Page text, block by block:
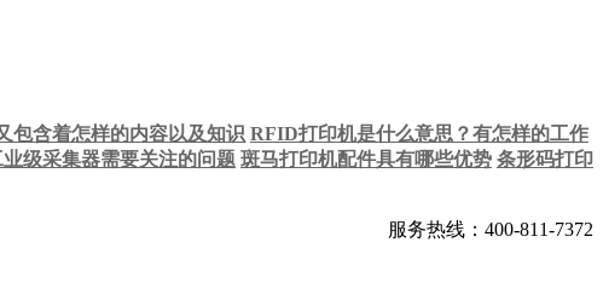
包含着怎样的内容以及知识 RFID打印机是什么意思？有怎样的工作
级采集器需要关注的问题 斑马打印机配件具有哪些优势 条形码打印
服务热线：400-811-7372